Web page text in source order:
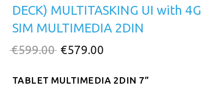
DECK) MULTITASKING UI with 4G
SIM MULTIMEDIA 2DIN
€599.00 Original
was:
€579.00
τιμή
TABLET MULTIMEDIA 2DIN 7”